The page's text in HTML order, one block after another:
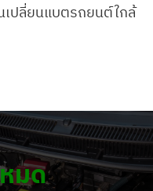
เปลี่ยนแบตรถยนต์ใกล้
มด